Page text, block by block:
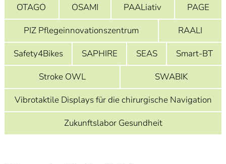
OTAGO
OSAMI PAALiativ
PAGE
PIZ Pflegeinnovationszentrum
RAALI
Safety4Bikes
SAPHIRE SEAS
Smart-BT
Stroke OWL
SWABIK
Vibrotaktile Displays für die chirurgische Navigation
Zukunftslabor Gesundheit